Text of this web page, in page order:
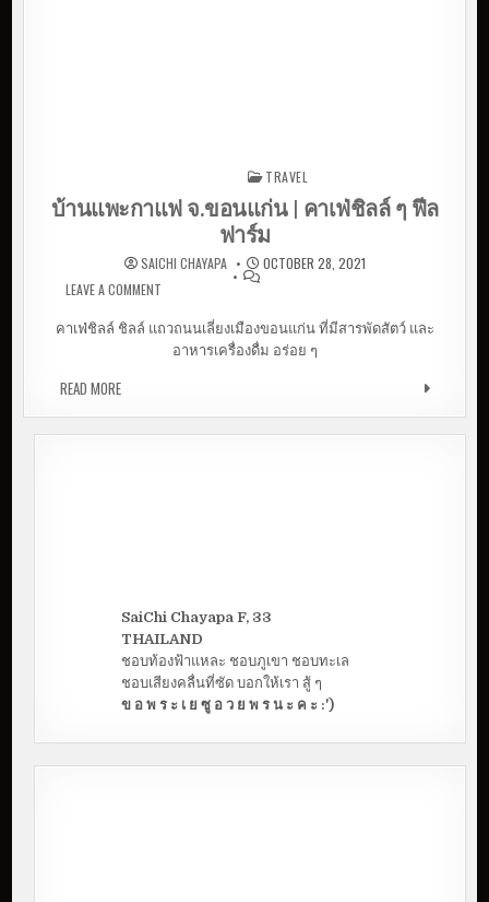
TRAVEL
บ้านแพะกาแฟ จ.ขอนแก่น | คาเฟ่ชิลล์ ๆ ฟีล
ฟาร์ม
SAICHI CHAYAPA
OCTOBER 28, 2021
LEAVE A COMMENTON บ้านแพะกาแฟ จ.ขอนแก่น | คาเฟ่ชิลล์ ๆ ฟีล
คาเฟ่ชิลล์ ชิลล์ แถวถนนเลี่ยงเมืองขอนแก่น ที่มีสารพัดสัตว์ และ
อาหารเครื่องดื่ม อร่อย ๆ
READ MOREบ้านแพะกาแฟ จ.ขอนแก่น | คาเฟ่ชิลล์ ๆ ฟีลฟาร์ม
SaiChi Chayapa F, 33
THAILAND
ชอบท้องฟ้าแหละ ชอบภูเขา ชอบทะเล
ชอบเสียงคลื่นที่ซัด บอกให้เรา สู้ ๆ
ข อ พ ร ะ เ ย ซู อ ว ย พ ร น ะ ค ะ :')